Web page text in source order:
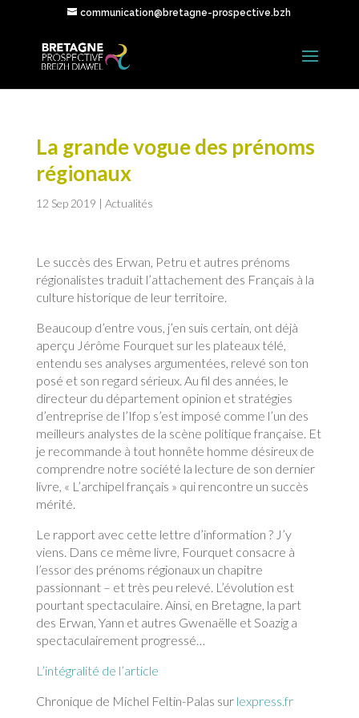
communication@bretagne-prospective.bzh
La grande vogue des prénoms
régionaux
12 Sep 2019 | Actualités
Le succès des Erwan, Petru et autres prénoms
régionalistes traduit l’attachement des Français à la
culture historique de leur territoire.
Beaucoup d’entre vous, j’en suis certain, ont déjà
aperçu Jérôme Fourquet sur les plateaux télé,
entendu ses analyses argumentées, relevé son ton
posé et son regard sérieux. Au fil des années, le
directeur du département opinion et stratégies
d’entreprise de l’Ifop s’est imposé comme l’un des
meilleurs analystes de la scène politique française. Et
je recommande à tout honnête homme désireux de
comprendre notre société la lecture de son dernier
livre, « L’archipel français » qui rencontre un succès
mérité.
Le rapport avec cette lettre d’information ? J’y
viens. Dans ce même livre, Fourquet consacre à
l’essor des prénoms régionaux un chapitre
passionnant – et très peu relevé. L’évolution est
pourtant spectaculaire. Ainsi, en Bretagne, la part
des Erwan, Yann et autres Gwenaëlle et Soazig a
spectaculairement progressé…
L’intégralité de l’article
Chronique de Michel Feltin-Palas sur lexpress.fr